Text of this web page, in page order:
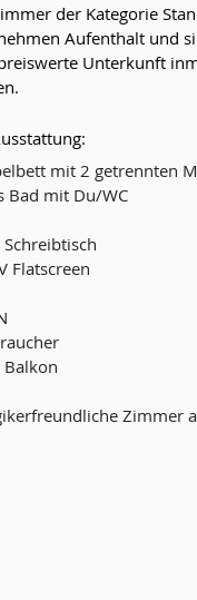
der Kategorie
Aufenthalt und
Unterkunft
mit 2 getrennten
Bad mit Du/WC
Flatscreen
e Zimmer